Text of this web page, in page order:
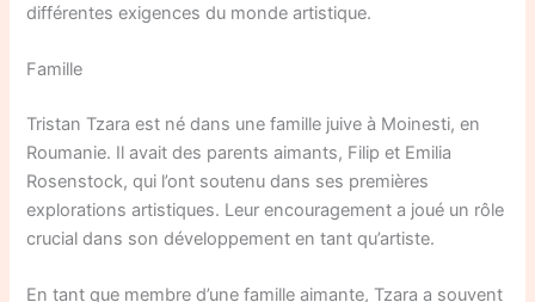
différentes exigences du monde artistique.
Famille
Tristan Tzara est né dans une famille juive à Moinesti, en
Roumanie. Il avait des parents aimants, Filip et Emilia
Rosenstock, qui l’ont soutenu dans ses premières
explorations artistiques. Leur encouragement a joué un rôle
crucial dans son développement en tant qu’artiste.
En tant que membre d’une famille aimante, Tzara a souvent